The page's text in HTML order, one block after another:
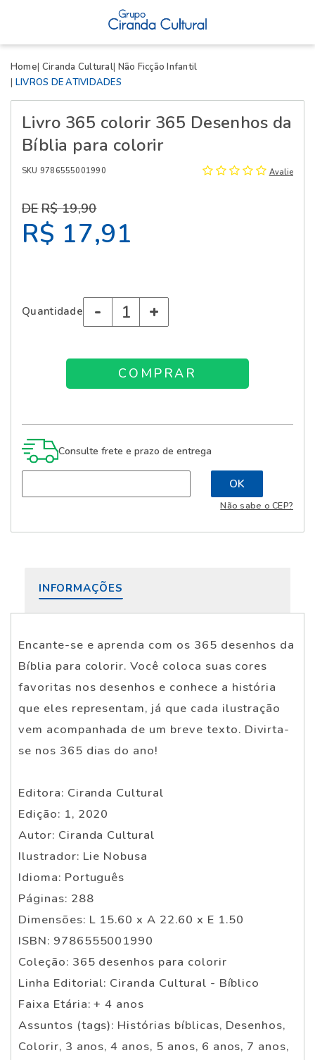
Home Ciranda Cultural Não Ficção Infantil
LIVROS DE ATIVIDADES
Livro 365 colorir 365 Desenhos da
Bíblia para colorir
SKU 9786555001990 Avalie
R$ 19,90
R$ 17,91
Quantidade - +
Consulte frete e prazo de entrega
Não sabe o CEP?
INFORMAÇÕES
Encante-se e aprenda com os 365 desenhos da
Bíblia para colorir. Você coloca suas cores
favoritas nos desenhos e conhece a história
que eles representam, já que cada ilustração
vem acompanhada de um breve texto. Divirta-
se nos 365 dias do ano!
Editora: Ciranda Cultural
Edição: 1, 2020
Autor: Ciranda Cultural
Ilustrador: Lie Nobusa
Idioma: Português
Páginas: 288
Dimensões: L 15.60 x A 22.60 x E 1.50
ISBN: 9786555001990
Coleção: 365 desenhos para colorir
Linha Editorial: Ciranda Cultural - Bíblico
Faixa Etária: + 4 anos
Assuntos (tags): Histórias bíblicas, Desenhos,
Colorir, 3 anos, 4 anos, 5 anos, 6 anos, 7 anos,